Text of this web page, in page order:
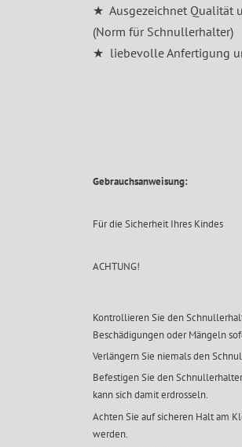
★ Ausgezeichnet Qualität
(Norm für Schnullerhalter)
★ liebevolle Anfertigung
Gebrauchsanweisung:
Für die Sicherheit Ihres Kindes
ACHTUNG!
Kontrollieren Sie den
Beschädigungen oder Mängeln
Verlängern Sie niemals den
Befestigen Sie den
kann sich damit erdrosseln.
Achten Sie auf sicheren Halt am
werden.